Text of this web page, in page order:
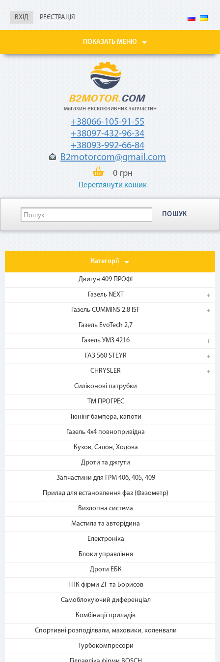
ВХІД РЕЄСТРАЦІЯ
ПОКАЗАТЬ МЕНЮ
магазин ексклюзивних запчастин
+38066-105-91-55
+38097-432-96-34
+38093-992-66-84
B2motorcom@gmail.com
0 грн
Переглянути кошик
ПОШУК
Категорії
Двигун 409 ПРОФІ
Газель NEXT
Газель CUMMINS 2.8 ISF
Газель EvoTech 2,7
Газель УМЗ 4216
ГАЗ 560 STEYR
CHRYSLER
Силіконові патрубки
ТМ ПРОГРЕС
Тюнінг бампера, капоти
Газель 4х4 повнопривідна
Кузов, Салон, Ходова
Дроти та джгути
Запчастини для ГРМ 406, 405, 409
Прилад для встановлення фаз (Фазометр)
Вихлопна система
Мастила та авторідина
Електроніка
Блоки управління
Дроти ЕБК
ГПК фірми ZF та Борисов
Самоблокуючий диференціал
Комбінації приладів
Спортивні розподілвали, маховики, коленвали
Турбокомпресори
справка о доходах
«Мгновенная рассрочка»
месяцев
Как воспользоваться
на b2motor.com и положите
2. Выберите способ оплаты –
«Мгновенная рассрочка»
3. Укажите количество
платежей и совершите
спишется первый платеж